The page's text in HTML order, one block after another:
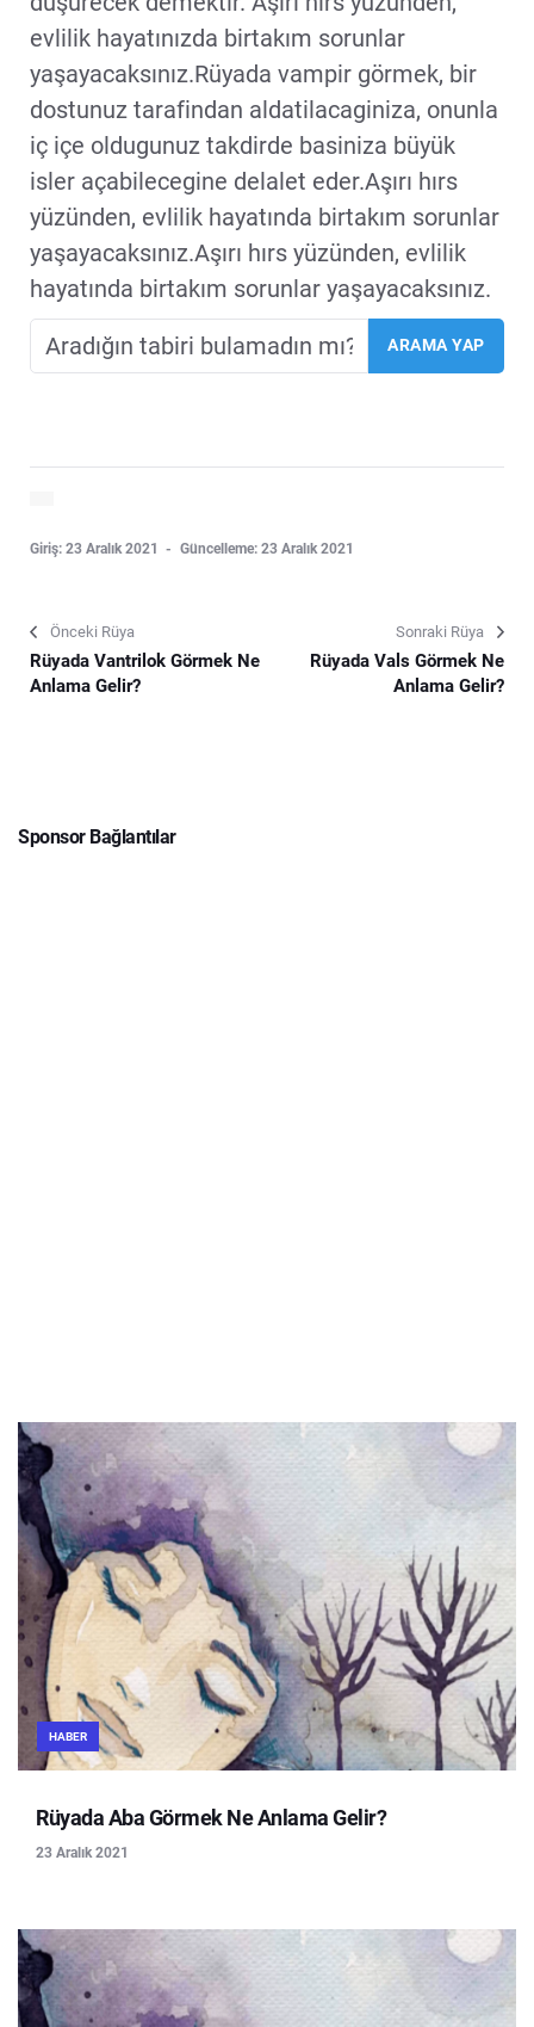
evlilik hayatınızda birtakım sorunlar
yaşayacaksınız.Rüyada vampir görmek, bir
dostunuz tarafindan aldatilacaginiza, onunla
iç içe oldugunuz takdirde basiniza büyük
isler açabilecegine delalet eder.Aşırı hırs
yüzünden, evlilik hayatında birtakım sorunlar
yaşayacaksınız.Aşırı hırs yüzünden, evlilik
hayatında birtakım sorunlar yaşayacaksınız.
Giriş: 23 Aralık 2021 Güncelleme: 23 Aralık 2021
Önceki Rüya
Rüyada Vantrilok Görmek Ne
Anlama Gelir?
Sonraki Rüya
Rüyada Vals Görmek Ne
Anlama Gelir?
Sponsor Bağlantılar
HABER
Rüyada Aba Görmek Ne Anlama Gelir?
23 Aralık 2021